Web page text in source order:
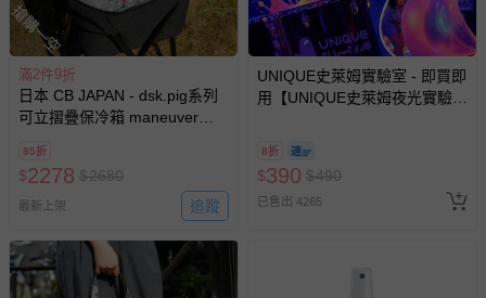
搶購一空
滿2件9折
日本 CB JAPAN - dsk.pig系列
可立摺疊保冷箱 maneuver
85折
$2278 $2680
最新上架 追蹤
UNIQUE史萊姆實驗室 - 即買即
用【UNIQUE史萊姆夜光實驗室
訂單編號兌換，逾期作廢) (大
人小孩均一價(3歲以上需購票))
8折
$390 $490
已售出 4265